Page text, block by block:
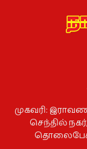
முகவரி:
செந்தில்
தொலைபேசி: